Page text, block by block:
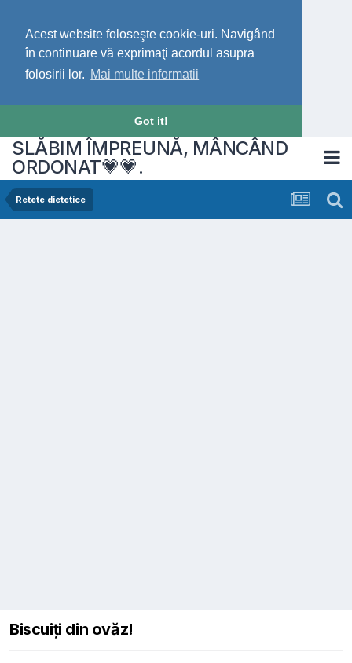
Acest website foloseşte cookie-uri. Navigând
în continuare vă exprimaţi acordul asupra
folosirii lor. Mai multe informatii
Got it!
SLĂBIM ÎMPREUNĂ, MÂNCÂND
ORDONAT💗💗.
Retete dietetice
Biscuiți din ovăz!